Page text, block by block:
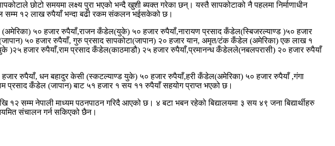
छोटो समयमा लक्ष्य पुरा भएको भन्दै खुशी ब्यक्त गरेका छन्। यस्तै सापकोटाको नै पहलमा निर्माणाधीन
हाल सम्म १२ लाख रुपैयाँ भन्दा बढी रकम संकलन भईसकेको छ।
५० हजार रुपैयाँ,राजन कँडेल(युके) ५० हजार रुपैयाँ,नारायण प्रसाद कँडेल(स्बिजरल्याण्ड )५० हजार
५० हजार रुपैयाँ, गुरु प्रसाद सापकोटा(जापान) २० हजार यान, अमृत/टंक कँडेल (अमेरिका) एक लाख १
हजार रुपैयाँ,राम प्रसाद कँडेल(काठमाडौ) २५ हजार रुपैयाँ,प्रमानन्ध कँडेलले(नबलपरासी) २० हजार रुपैयाँ
रुपैयाँ, धन बहादुर केसी (स्कटल्याण्ड युके) ५० हजार रुपैयाँ,हरी कँडेल(अमेरिका) ५० हजार रुपैयाँ ,गंगा
प्रसाद कँडेल (जापान) बाट ५१ हजार १ सय ११ रुपैयाँ सहयोग प्राप्त भएको छ।
सम्म नेपाली माध्यम पठनपाठन गरिदै आएको छ। ४ बटा भबन रहेको बिद्यालयमा ३ सय ४९ जना बिद्यार्थीहरु
संचालन गर्न सकिएको छैन।